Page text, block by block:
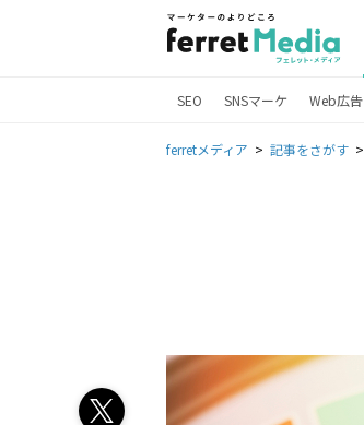
SEO SNSマーケ Web広告
ferretメディア 記事をさがす